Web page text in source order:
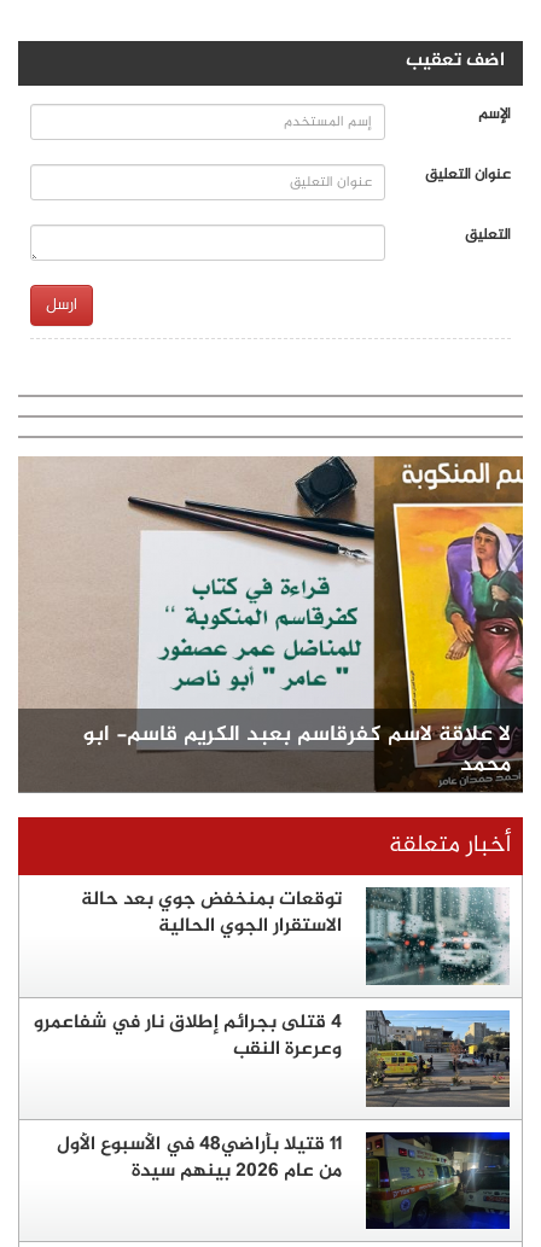
اضف تعقيب
الإسم
عنوان التعليق
التعليق
ارسل
لا علاقة لاسم كفرقاسم بعبد الكريم قاسم- ابو
محمد
أخبار متعلقة
توقعات بمنخفض جوي بعد حالة
الاستقرار الجوي الحالية
4 قتلى بجرائم إطلاق نار في شفاعمرو
وعرعرة النقب
11 قتيلا بأراضي48 في الأسبوع الأول
من عام 2026 بينهم سيدة